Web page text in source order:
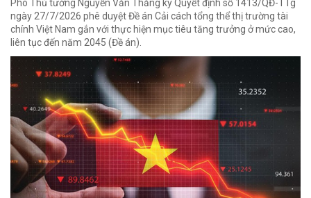
Phó Thủ tướng Nguyễn Văn Thắng ký Quyết định số 1413/QĐ-TTg
ngày 27/7/2026 phê duyệt Đề án Cải cách tổng thể thị trường tài
chính Việt Nam gắn với thực hiện mục tiêu tăng trưởng ở mức cao,
liên tục đến năm 2045 (Đề án).